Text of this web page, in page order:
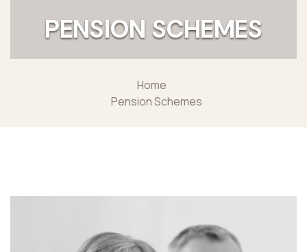
PENSION SCHEMES
Home
Pension Schemes